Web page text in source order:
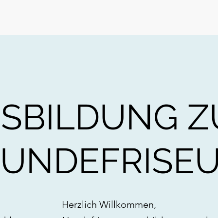
Herzlich Willkommen,